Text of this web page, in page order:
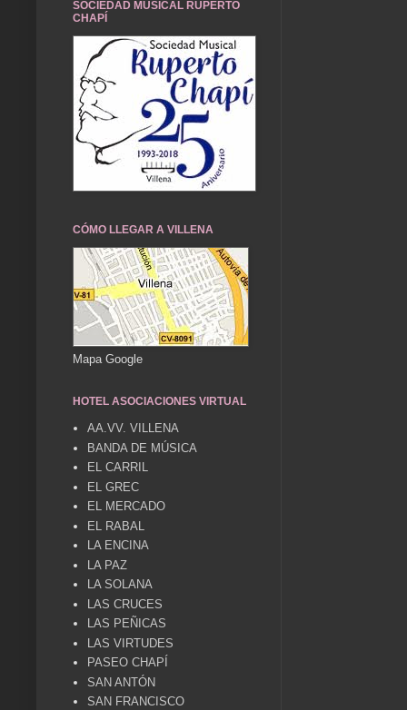
SOCIEDAD MUSICAL RUPERTO
CHAPÍ
CÓMO LLEGAR A VILLENA
Mapa Google
HOTEL ASOCIACIONES VIRTUAL
AA.VV. VILLENA
BANDA DE MÚSICA
EL CARRIL
EL GREC
EL MERCADO
EL RABAL
LA ENCINA
LA PAZ
LA SOLANA
LAS CRUCES
LAS PEÑICAS
LAS VIRTUDES
PASEO CHAPÍ
SAN ANTÓN
SAN FRANCISCO